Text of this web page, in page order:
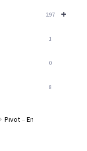
+
297
1
0
8
Pivot – En